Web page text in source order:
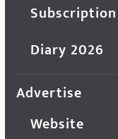
Diary 2026
Advertise
Website